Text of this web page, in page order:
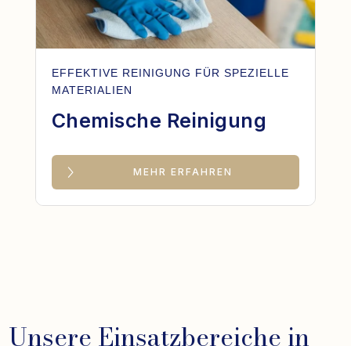
EFFEKTIVE REINIGUNG FÜR SPEZIELLE
MATERIALIEN
Chemische Reinigung
MEHR ERFAHREN
Unsere Einsatzbereiche in